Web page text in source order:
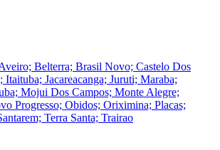
Belterra; Brasil Novo; Castelo Dos
Itaituba; Jacareacanga; Juruti; Maraba;
Mojui Dos Campos; Monte Alegre;
Progresso; Obidos; Oriximina; Placas;
Terra Santa; Trairao